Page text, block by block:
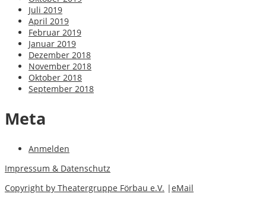
Juli 2019
April 2019
Februar 2019
Januar 2019
Dezember 2018
November 2018
Oktober 2018
September 2018
Meta
Anmelden
Impressum & Datenschutz
Copyright by Theatergruppe Förbau e.V. |eMail